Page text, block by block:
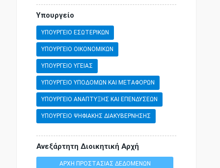
Υπουργείο
ΥΠΟΥΡΓΕΙΟ ΕΣΩΤΕΡΙΚΩΝ
ΥΠΟΥΡΓΕΙΟ ΟΙΚΟΝΟΜΙΚΩΝ
ΥΠΟΥΡΓΕΙΟ ΥΓΕΙΑΣ
ΥΠΟΥΡΓΕΙΟ ΥΠΟΔΟΜΩΝ ΚΑΙ ΜΕΤΑΦΟΡΩΝ
ΥΠΟΥΡΓΕΙΟ ΑΝΑΠΤΥΞΗΣ ΚΑΙ ΕΠΕΝΔΥΣΕΩΝ
ΥΠΟΥΡΓΕΙΟ ΨΗΦΙΑΚΗΣ ΔΙΑΚΥΒΕΡΝΗΣΗΣ
Ανεξάρτητη Διοικητική Αρχή
ΑΡΧΗ ΠΡΟΣΤΑΣΙΑΣ ΔΕΔΟΜΕΝΩΝ